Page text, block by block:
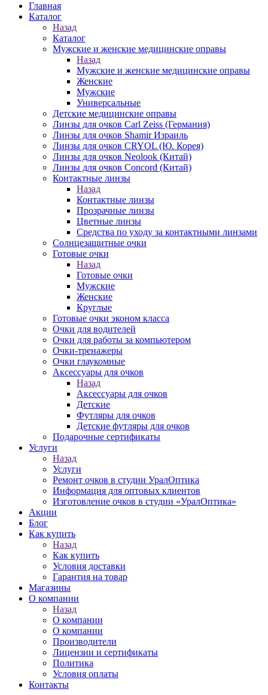
Главная
Каталог
Назад
Каталог
Мужские и женские медицинские оправы
Назад
Мужские и женские медицинские оправы
Женские
Мужские
Универсальные
Детские медицинские оправы
Линзы для очков Carl Zeiss (Германия)
Линзы для очков Shamir Израиль
Линзы для очков CRYOL (Ю. Корея)
Линзы для очков Neolook (Китай)
Линзы для очков Concord (Китай)
Контактные линзы
Назад
Контактные линзы
Прозрачные линзы
Цветные линзы
Средства по уходу за контактными линзами
Солнцезащитные очки
Готовые очки
Назад
Готовые очки
Мужские
Женские
Круглые
Готовые очки эконом класса
Очки для водителей
Очки для работы за компьютером
Очки-тренажеры
Очки глаукомные
Аксессуары для очков
Назад
Аксессуары для очков
Детские
Футляры для очков
Детские футляры для очков
Подарочные сертификаты
Услуги
Назад
Услуги
Ремонт очков в студии УралОптика
Информация для оптовых клиентов
Изготовление очков в студии «УралОптика»
Акции
Блог
Как купить
Назад
Как купить
Условия доставки
Гарантия на товар
Магазины
О компании
Назад
О компании
О компании
Производители
Лицензии и сертификаты
Политика
Условия оплаты
Контакты